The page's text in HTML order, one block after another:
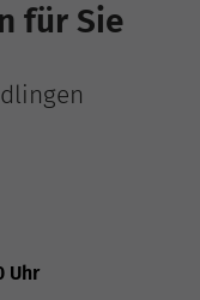
für Sie
Uhr